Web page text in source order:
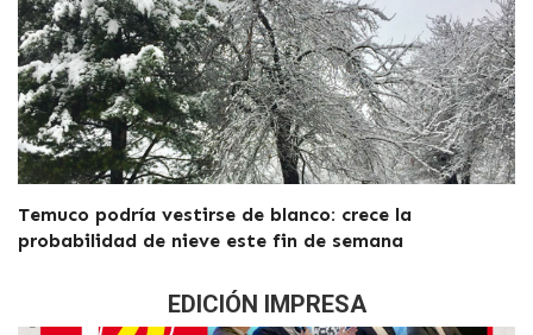
Temuco podría vestirse de blanco: crece la
probabilidad de nieve este fin de semana
EDICIÓN IMPRESA